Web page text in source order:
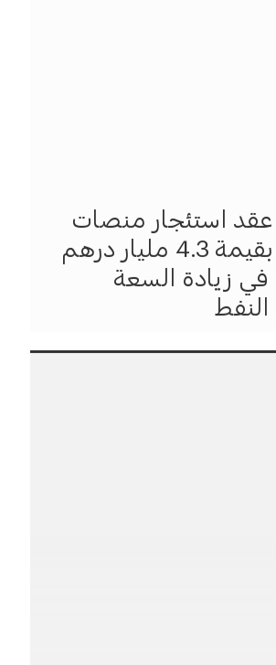
استئجار منصات
ذاتية الحركة بقيمة 4.3 مليار درهم
زيادة السعة